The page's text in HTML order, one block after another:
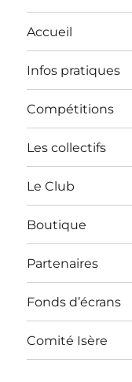
Accueil
Infos pratiques
Compétitions
Les collectifs
Le Club
Boutique
Partenaires
Fonds d’écrans
Comité Isère